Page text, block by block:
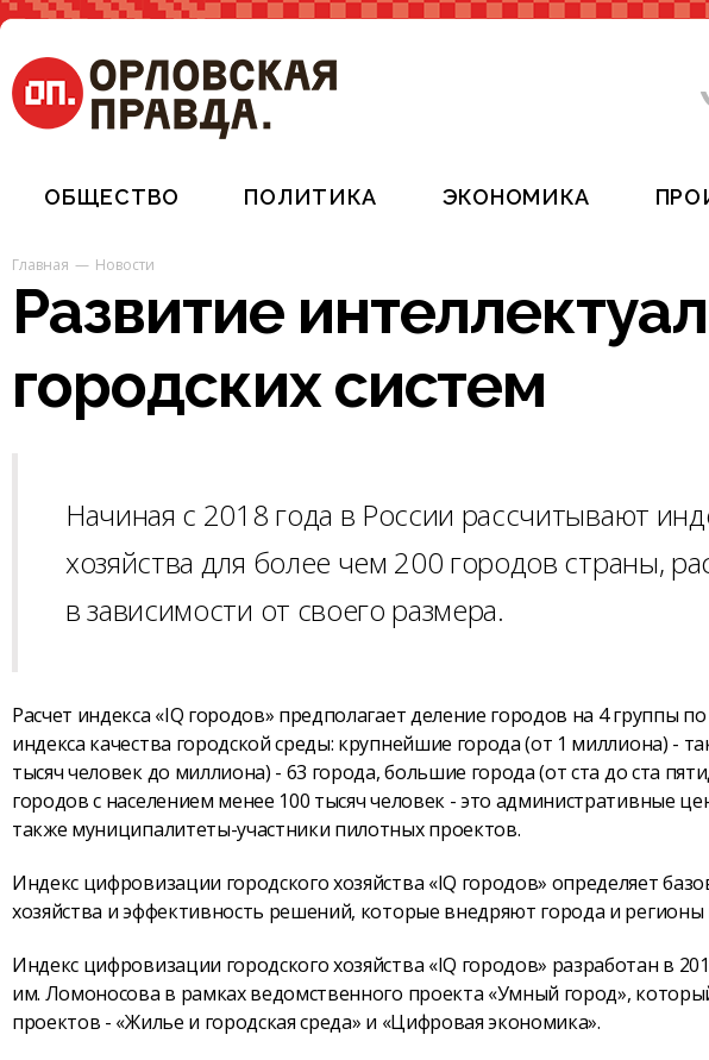
ОБЩЕСТВО ПОЛИТИКА ЭКОНОМИКА
Главная Новости
Развитие
городских систем
Начиная с 2018 года в России рассчитывают
хозяйства для более чем 200 городов страны,
в зависимости от своего размера.
Расчет индекса «IQ городов» предполагает деление городов на 4 группы
индекса качества городской среды: крупнейшие города (от 1 миллиона) -
тысяч человек до миллиона) - 63 города, большие города (от ста до ста
городов с населением менее 100 тысяч человек - это административные
также муниципалитеты-участники пилотных проектов.
Индекс цифровизации городского хозяйства «IQ городов» определяет
хозяйства и эффективность решений, которые внедряют города и
Индекс цифровизации городского хозяйства «IQ городов» разработан в
им. Ломоносова в рамках ведомственного проекта «Умный город»,
проектов - «Жилье и городская среда» и «Цифровая экономика».